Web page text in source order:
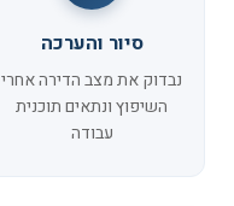
סיור והערכה
נבדוק את מצב הדירה אחרי
השיפוץ ונתאים תוכנית
עבודה